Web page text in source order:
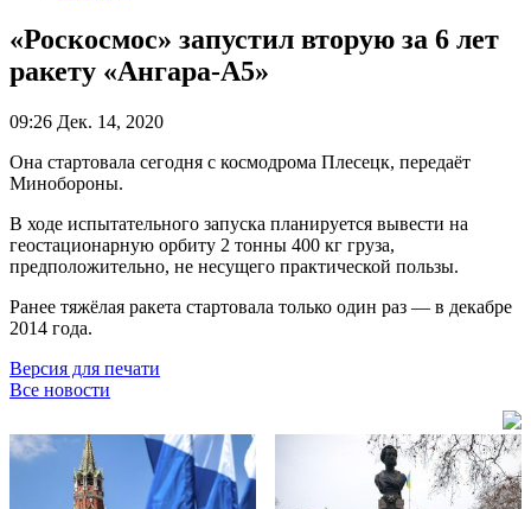
«Роскосмос» запустил вторую за 6 лет
ракету «Ангара-А5»
09:26 Дек. 14, 2020
Она стартовала сегодня с космодрома Плесецк, передаёт
Минобороны.
В ходе испытательного запуска планируется вывести на
геостационарную орбиту 2 тонны 400 кг груза,
предположительно, не несущего практической пользы.
Ранее тяжёлая ракета стартовала только один раз — в декабре
2014 года.
Версия для печати
Все новости